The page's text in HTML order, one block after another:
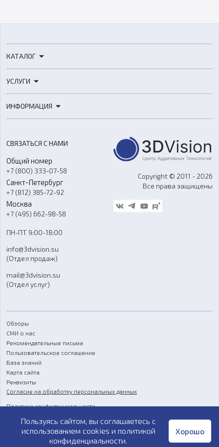
КАТАЛОГ
3D-сканеры
Расходные материалы
Оборудование и материалы для вакуумного литья
Аксессуары и прочее оборудование
Программное обеспечение
УСЛУГИ
3D-моделирование
Ремонт и услуги
ИНФОРМАЦИЯ
О компании
Контакты
Гос. закупки
Стать дилером
Блог
FAQ
СВЯЗАТЬСЯ С НАМИ
Общий номер
+7 (800) 333-07-58
Санкт-Петербург
+7 (812) 385-72-92
Москва
+7 (495) 662-98-58
ПН-ПТ 9:00-18:00
info@3dvision.su
(Отдел продаж)
mail@3dvision.su
(Отдел услуг)
Copyright © 2011 - 2026
Все права защищены
Обзоры
СМИ о нас
Рекомендательные письма
Пользовательское соглашение
База знаний
Карта сайта
Реквизиты
Согласие на обработку персональных данных
Политика конфиденциальности
Публичная оферта
Пользуясь сайтом, вы соглашаетесь с
использованием cookies и политикой
конфиденциальности.
Хорошо